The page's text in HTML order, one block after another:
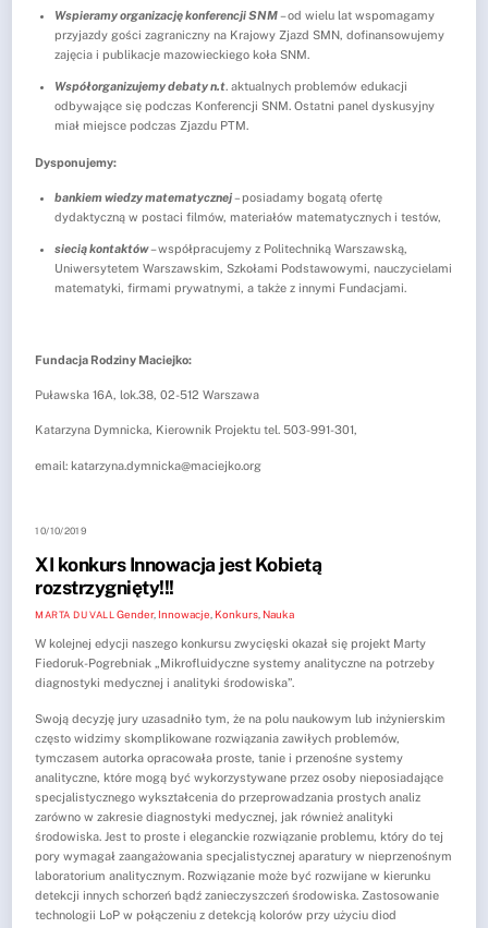
Wspieramy organizację konferencji SNM– od wielu lat wspomagamy
przyjazdy gości zagraniczny na Krajowy Zjazd SMN, dofinansowujemy
zajęcia i publikacje mazowieckiego koła SNM.
Współorganizujemy debaty n.t. aktualnych problemów edukacji
odbywające się podczas Konferencji SNM. Ostatni panel dyskusyjny
miał miejsce podczas Zjazdu PTM.
Dysponujemy:
bankiem wiedzy matematycznej–posiadamy bogatą ofertę
dydaktyczną w postaci filmów, materiałów matematycznych i testów,
siecią kontaktów– współpracujemy z Politechniką Warszawską,
Uniwersytetem Warszawskim, Szkołami Podstawowymi, nauczycielami
matematyki, firmami prywatnymi, a także z innymi Fundacjami.
Fundacja Rodziny Maciejko:
Puławska 16A, lok.38, 02-512 Warszawa
Katarzyna Dymnicka, Kierownik Projektu tel. 503-991-301,
email: katarzyna.dymnicka@maciejko.org
10/10/2019
XI konkurs Innowacja jest Kobietą
rozstrzygnięty!!!
MARTA DU VALL Gender, Innowacje Konkurs Nauka
W kolejnej edycji naszego konkursu zwycięski okazał się projekt Marty
Fiedoruk-Pogrebniak „Mikrofluidyczne systemy analityczne na potrzeby
diagnostyki medycznej i analityki środowiska”.
Swoją decyzję jury uzasadniło tym, że na polu naukowym lub inżynierskim
często widzimy skomplikowane rozwiązania zawiłych problemów,
tymczasem autorka opracowała proste, tanie i przenośne systemy
analityczne, które mogą być wykorzystywane przez osoby nieposiadające
specjalistycznego wykształcenia do przeprowadzania prostych analiz
zarówno w zakresie diagnostyki medycznej, jak również analityki
środowiska. Jest to proste i eleganckie rozwiązanie problemu, który do tej
pory wymagał zaangażowania specjalistycznej aparatury w nieprzenośnym
laboratorium analitycznym. Rozwiązanie może być rozwijane w kierunku
detekcji innych schorzeń bądź zanieczyszczeń środowiska. Zastosowanie
technologii LoP w połączeniu z detekcją kolorów przy użyciu diod